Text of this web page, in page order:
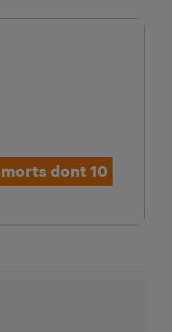
dont 10